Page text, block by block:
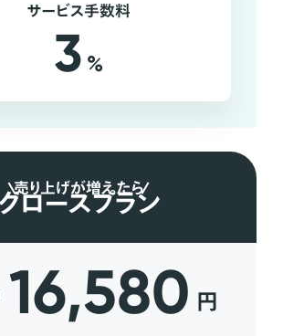
サービス手数料
3 %
売り上げが増えたら
ロースプラン
16,580 円